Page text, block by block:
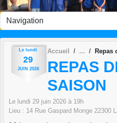
Le lundi
29
JUIN 2026
Accueil Repas
REPAS
SAISON
Le lundi 29 juin 2026 à 19h
Lieu : 14 Rue Gaspard Monge 22300